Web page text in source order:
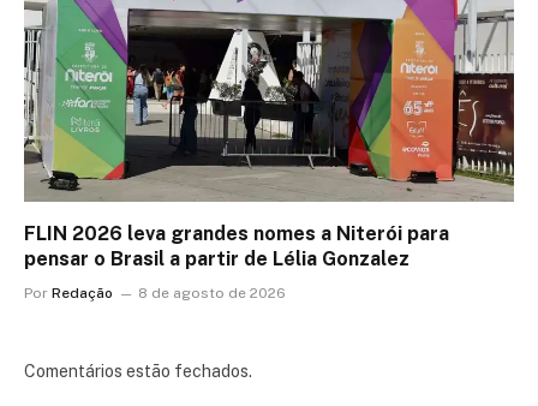
FLIN 2026 leva grandes nomes a Niterói para
pensar o Brasil a partir de Lélia Gonzalez
Por Redação 8 de agosto de 2026
Comentários estão fechados.